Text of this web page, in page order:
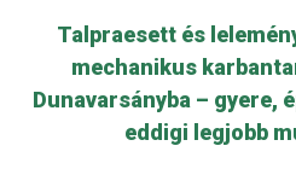
Talpraesett és
mechanikus
Dunavarsányba – gyere,
eddigi legjobb